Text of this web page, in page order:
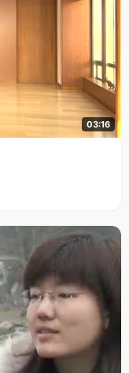
03:16